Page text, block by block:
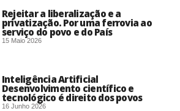
Rejeitar a liberalização e a
privatização. Por uma ferrovia ao
serviço do povo e do País
15 Maio 2026
Inteligência Artificial
Desenvolvimento científico e
tecnológico é direito dos povos
16 Junho 2026